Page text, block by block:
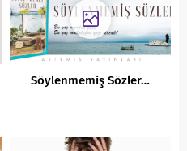
Söylenmemiş Sözler…